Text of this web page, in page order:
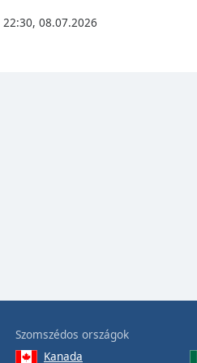
22:30, 08.07.2026
Szomszédos országok
Kanada